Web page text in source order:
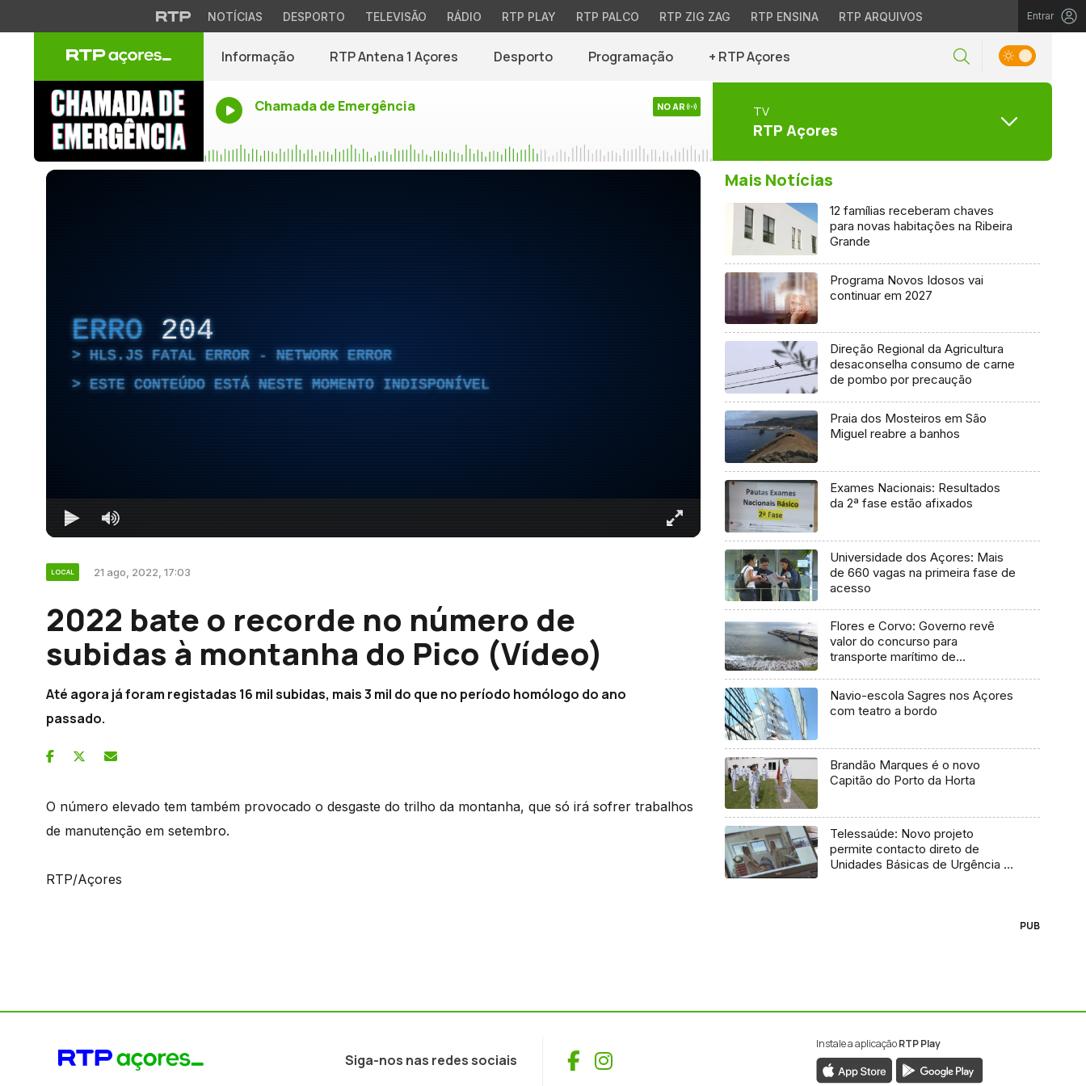
NOTÍCIAS DESPORTO TELEVISÃO RÁDIO RTP PLAY RTP PALCO RTP ZIG ZAG RTP ENSINA RTP ARQUIVOS Entrar
Informação RTP Antena 1 Açores Desporto Programação + RTP Açores
Chamada de Emergência NO AR TV
RTP Açores
ERRO 204
HLS.JS FATAL ERROR - NETWORK ERROR
ESTE CONTEÚDO ESTÁ NESTE MOMENTO INDISPONÍVEL
LOCAL 21 ago, 2022, 17:03
2022 bate o recorde no número de
subidas à montanha do Pico (Vídeo)
Até agora já foram registadas 16 mil subidas, mais 3 mil do que no período homólogo do ano
passado.
O número elevado tem também provocado o desgaste do trilho da montanha, que só irá sofrer trabalhos
de manutenção em setembro.
RTP/Açores
Mais Notícias
12 famílias receberam chaves
para novas habitações na Ribeira
Grande
Programa Novos Idosos vai
continuar em 2027
Direção Regional da Agricultura
desaconselha consumo de carne
de pombo por precaução
Praia dos Mosteiros em São
Miguel reabre a banhos
Exames Nacionais: Resultados
da 2ª fase estão afixados
Universidade dos Açores: Mais
de 660 vagas na primeira fase de
acesso
Flores e Corvo: Governo revê
valor do concurso para
transporte marítimo de
Navio-escola Sagres nos Açores
com teatro a bordo
Brandão Marques é o novo
Capitão do Porto da Horta
Telessaúde: Novo projeto
permite contacto direto de
Unidades Básicas de Urgência e
PUB
Siga-nos nas redes sociais Facebook
Instagram
Instale a aplicaçãoRTP Play